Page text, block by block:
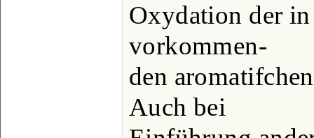
Oxydation der in
vorkommen-
den
Auch bei